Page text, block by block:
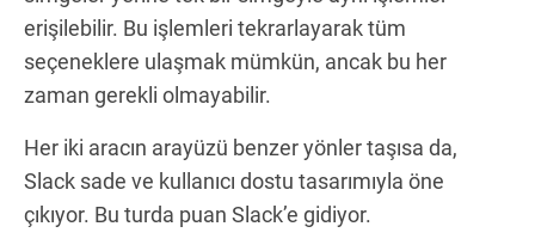
erişilebilir. Bu işlemleri tekrarlayarak tüm
seçeneklere ulaşmak mümkün, ancak bu her
zaman gerekli olmayabilir.
Her iki aracın arayüzü benzer yönler taşısa da,
Slack sade ve kullanıcı dostu tasarımıyla öne
çıkıyor. Bu turda puan Slack’e gidiyor.